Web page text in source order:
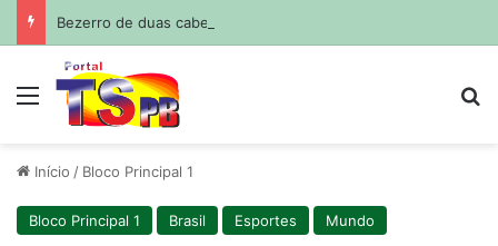
Bezerro de duas cabeças nasce no Sertão da Paraíba
Menu
Início / Bloco Principal 1
Bloco Principal 1 Brasil Esportes Mundo